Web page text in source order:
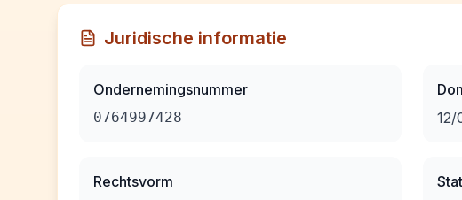
Juridische informatie
Ondernemingsnummer
0764997428
Rechtsvorm
12/